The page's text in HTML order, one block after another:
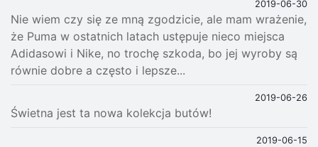
2019-06-30
Nie wiem czy się ze mną zgodzicie, ale mam wrażenie,
że Puma w ostatnich latach ustępuje nieco miejsca
Adidasowi i Nike, no trochę szkoda, bo jej wyroby są
równie dobre a często i lepsze...
2019-06-26
Świetna jest ta nowa kolekcja butów!
2019-06-15